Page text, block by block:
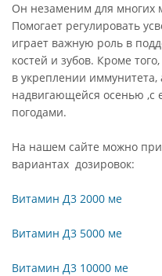
Он незаменим для многих
Помогает регулировать
играет важную роль в
костей и зубов. Кроме
в укреплении иммунитета,
надвигающейся осенью ,с
погодами.
На нашем сайте можно
вариантах дозировок:
Витамин Д3 2000 ме
Витамин Д3 5000 ме
Витамин Д3 10000 ме